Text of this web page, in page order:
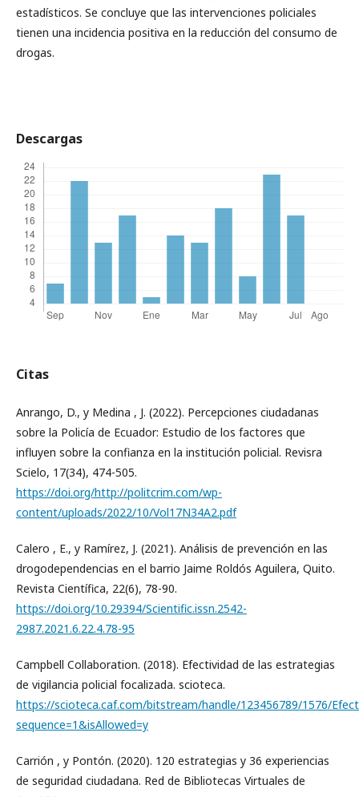
estadísticos. Se concluye que las intervenciones policiales
tienen una incidencia positiva en la reducción del consumo de
drogas.
Descargas
Citas
Anrango, D., y Medina , J. (2022). Percepciones ciudadanas
sobre la Policía de Ecuador: Estudio de los factores que
influyen sobre la confianza en la institución policial. Revisra
Scielo, 17(34), 474-505.
https://doi.org/http://politcrim.com/wp-
content/uploads/2022/10/Vol17N34A2.pdf
Calero , E., y Ramírez, J. (2021). Análisis de prevención en las
drogodependencias en el barrio Jaime Roldós Aguilera, Quito.
Revista Científica, 22(6), 78-90.
https://doi.org/10.29394/Scientific.issn.2542-
2987.2021.6.22.4.78-95
Campbell Collaboration. (2018). Efectividad de las estrategias
de vigilancia policial focalizada. scioteca.
https://scioteca.caf.com/bitstream/handle/123456789/1576/
sequence=1&isAllowed=y
Carrión , y Pontón. (2020). 120 estrategias y 36 experiencias
de seguridad ciudadana. Red de Bibliotecas Virtuales de